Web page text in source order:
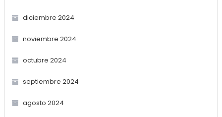
diciembre 2024
noviembre 2024
octubre 2024
septiembre 2024
agosto 2024